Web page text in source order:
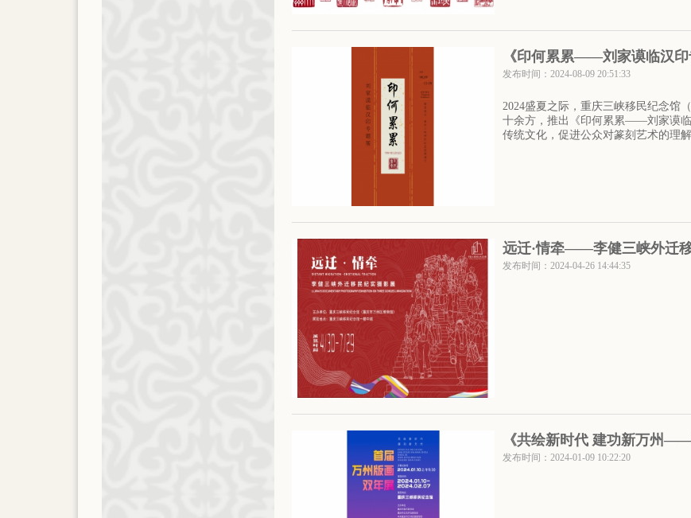
《印何累累——刘家谟临汉
发布时间：2024-08-09 20:51:33
2024盛夏之际，重庆三峡移民纪念馆
十余方，推出《印何累累——刘家谟
传统文化，促进公众对篆刻艺术的理解
远迁·情牵——李健三峡外迁
发布时间：2024-04-26 14:44:35
《共绘新时代 建功新万州
发布时间：2024-01-09 10:22:20